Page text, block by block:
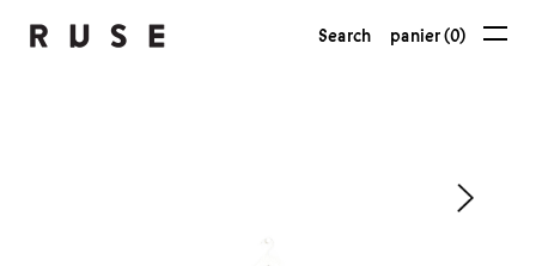
Search panier (0)